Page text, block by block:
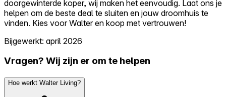
doorgewinterde koper, wij maken het eenvoudig. Laat ons je
helpen om de beste deal te sluiten en jouw droomhuis te
vinden. Kies voor Walter en koop met vertrouwen!
Bijgewerkt: april 2026
Vragen? Wij zijn er om te helpen
Hoe werkt Walter Living?